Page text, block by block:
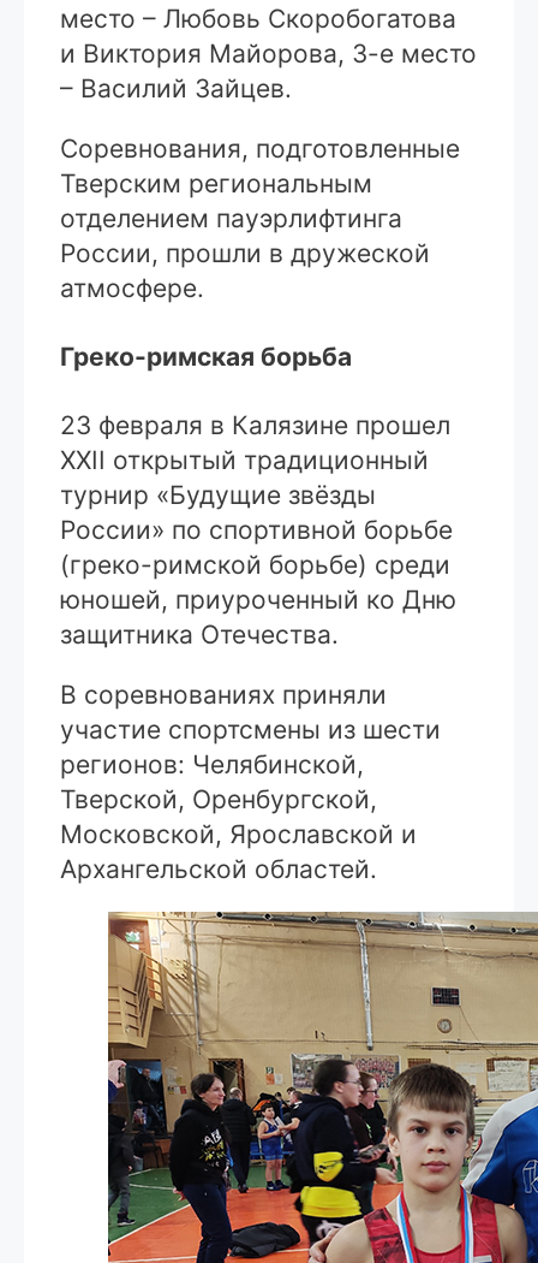
место – Любовь Скоробогатова
и Виктория Майорова, 3-е место
– Василий Зайцев.
Соревнования, подготовленные
Тверским региональным
отделением пауэрлифтинга
России, прошли в дружеской
атмосфере.
Греко-римская борьба
23 февраля в Калязине прошел
XXII открытый традиционный
турнир «Будущие звёзды
России» по спортивной борьбе
(греко-римской борьбе) среди
юношей, приуроченный ко Дню
защитника Отечества.
В соревнованиях приняли
участие спортсмены из шести
регионов: Челябинской,
Тверской, Оренбургской,
Московской, Ярославской и
Архангельской областей.